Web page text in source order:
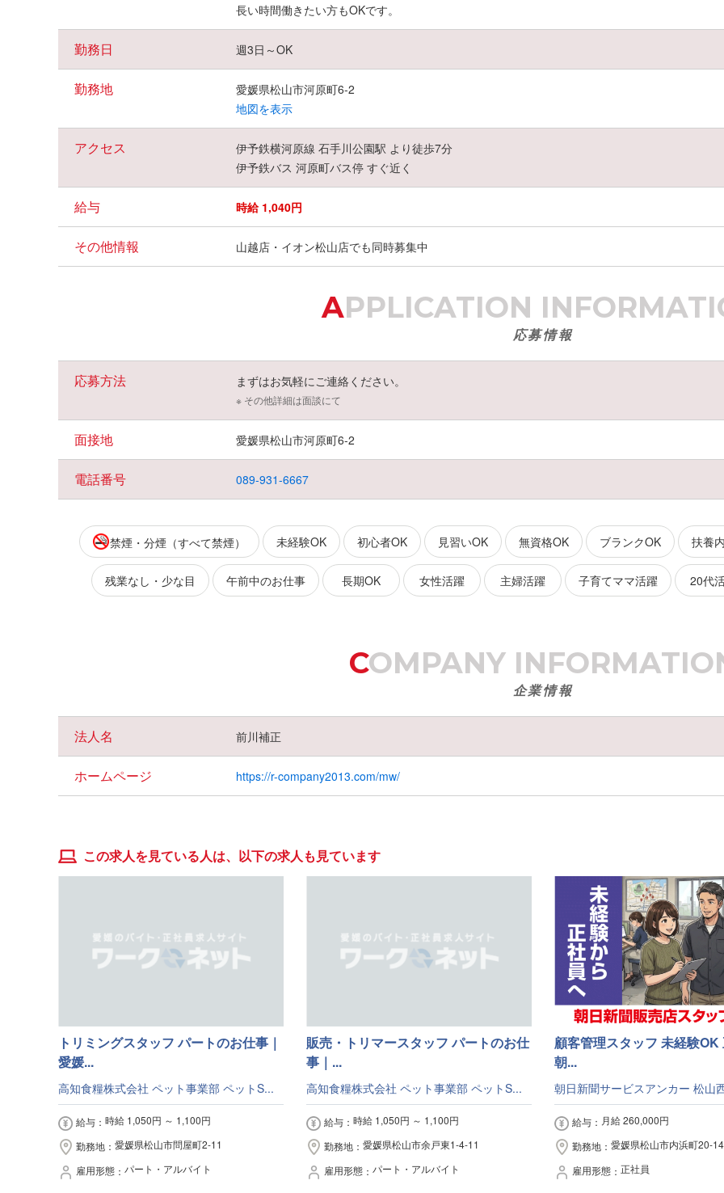
長い時間働きたい方もOKです。
勤務日 週3日～OK
勤務地
愛媛県松山市河原町6-2
地図を表示
アクセス
伊予鉄横河原線 石手川公園駅 より徒歩7分
伊予鉄バス 河原町バス停 すぐ近く
給与 時給 1,040円
その他情報 山越店・イオン松山店でも同時募集中
APPLICATION
応募情報
応募方法 まずはお気軽にご連絡ください。
※ その他詳細は面談にて
面接地 愛媛県松山市河原町6-2
電話番号 089-931-6667
禁煙・分煙（すべて禁煙） 未経験OK 初心者OK 見習いOK 無資格OK ブランクOK 扶養
残業なし・少な目 午前中のお仕事 長期OK 女性活躍 主婦活躍 子育てママ活躍 20代
COMPANY
企業情報
法人名 前川補正
ホームページ https://r-company2013.com/mw/
この求人を見ている人は、以下の求人も見ています
トリミングスタッフ パートのお仕事｜
愛媛...
高知食糧株式会社 ペット事業部 ペットS...
給与
時給 1,050円 ～ 1,100円
勤務地
愛媛県松山市問屋町2-11
雇用形態
パート・アルバイト
販売・トリマースタッフ パートのお仕
事｜...
高知食糧株式会社 ペット事業部 ペットS...
給与
時給 1,050円 ～ 1,100円
勤務地
愛媛県松山市余戸東1-4-11
雇用形態
パート・アルバイト
顧客管理スタッフ 未経験OK
朝...
朝日新聞サービスアンカー 松山
給与
月給 260,000円
勤務地
愛媛県松山市内浜町20-14
雇用形態
正社員